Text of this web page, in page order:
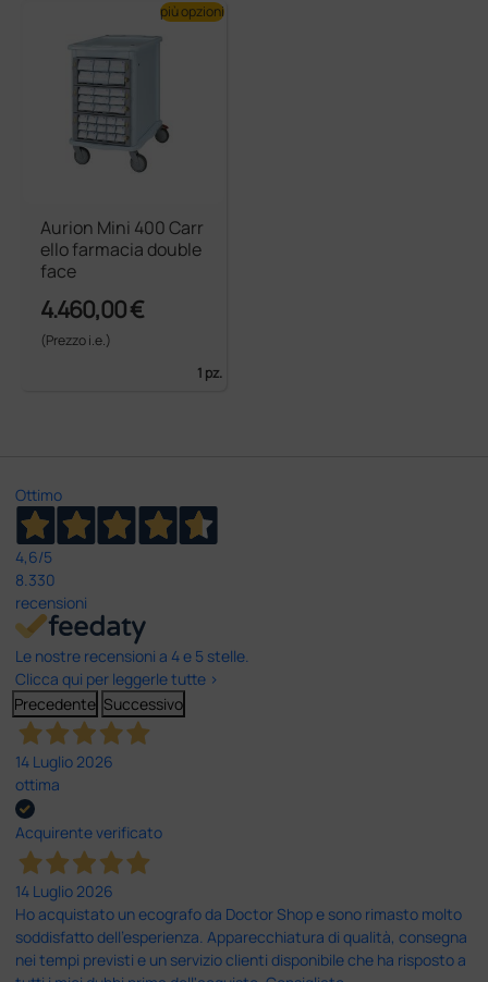
Aurion Mini 400 Carr
ello farmacia double
face
4.460,00 €
(Prezzo i.e.)
1 pz.
più opzioni
Ottimo
4,6/5
8.330
recensioni
Le nostre recensioni a 4 e 5 stelle.
Clicca qui per leggerle tutte >
Precedente Successivo
14 Luglio 2026
ottima
Acquirente verificato
14 Luglio 2026
Ho acquistato un ecografo da Doctor Shop e sono rimasto molto
soddisfatto dell'esperienza. Apparecchiatura di qualità, consegna
nei tempi previsti e un servizio clienti disponibile che ha risposto a